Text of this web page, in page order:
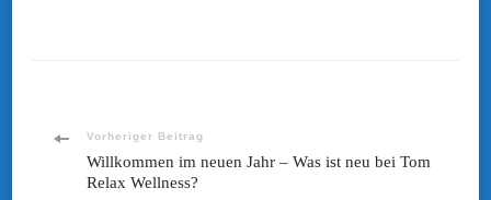
Beitragsnavigation
Vorheriger Beitrag
Willkommen im neuen Jahr – Was ist neu bei Tom
Relax Wellness?